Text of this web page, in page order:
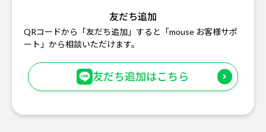
友だち追加
QRコードから「友だち追加」すると「mouse お客様サポ
ート」から相談いただけます。
友だち追加はこちら